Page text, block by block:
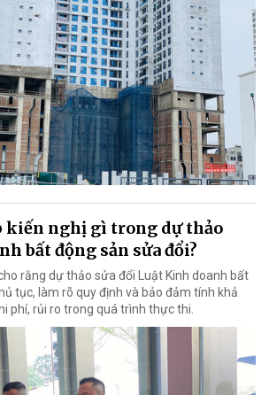
kiến nghị gì trong dự thảo
bất động sản sửa đổi?
rằng dự thảo sửa đổi Luật Kinh doanh bất
tục, làm rõ quy định và bảo đảm tính khả
phí, rủi ro trong quá trình thực thi.